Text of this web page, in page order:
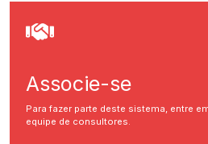
Associe-se
Para fazer parte deste sistema, entre
equipe de consultores.